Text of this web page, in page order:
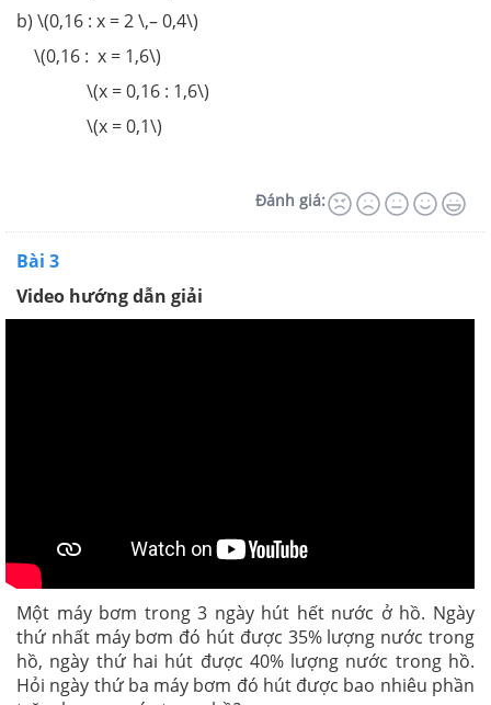
b) \(0,16 : x = 2 \,– 0,4\)
\(0,16 : x = 1,6\)
\(x = 0,16 : 1,6\)
\(x = 0,1\)
Đánh giá:
Bài 3
Video hướng dẫn giải
Một máy bơm trong 3 ngày hút hết nước ở hồ. Ngày
thứ nhất máy bơm đó hút được 35% lượng nước trong
hồ, ngày thứ hai hút được 40% lượng nước trong hồ.
Hỏi ngày thứ ba máy bơm đó hút được bao nhiêu phần